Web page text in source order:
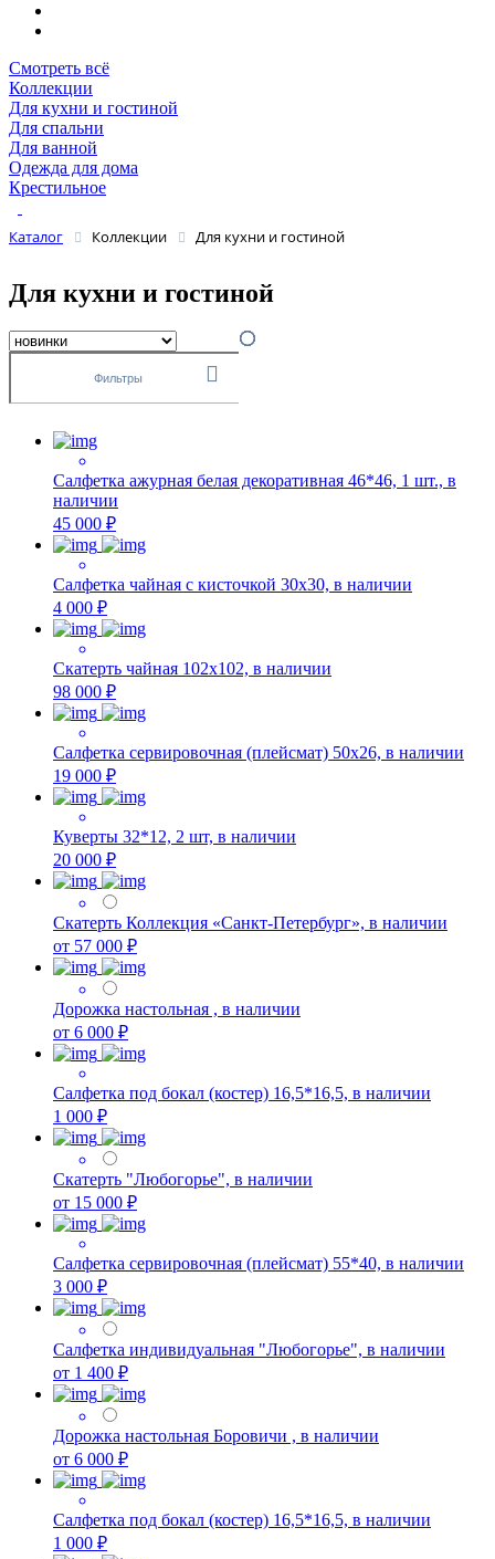
Смотреть всё
Коллекции
Для кухни и гостиной
Для спальни
Для ванной
Одежда для дома
Крестильное
Каталог Коллекции Для кухни и гостиной
Для кухни и гостиной
Фильтры
Салфетка ажурная белая декоративная 46*46, 1 шт., в
наличии
45 000 ₽
Салфетка чайная с кисточкой 30х30, в наличии
4 000 ₽
Скатерть чайная 102х102, в наличии
98 000 ₽
Салфетка сервировочная (плейсмат) 50х26, в наличии
19 000 ₽
Куверты 32*12, 2 шт, в наличии
20 000 ₽
Скатерть Коллекция «Санкт-Петербург», в наличии
от 57 000 ₽
Дорожка настольная , в наличии
от 6 000 ₽
Салфетка под бокал (костер) 16,5*16,5, в наличии
1 000 ₽
Скатерть "Любогорье", в наличии
от 15 000 ₽
Салфетка сервировочная (плейсмат) 55*40, в наличии
3 000 ₽
Салфетка индивидуальная "Любогорье", в наличии
от 1 400 ₽
Дорожка настольная Боровичи , в наличии
от 6 000 ₽
Салфетка под бокал (костер) 16,5*16,5, в наличии
1 000 ₽